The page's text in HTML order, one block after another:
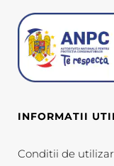
INFORMATII
Conditii de